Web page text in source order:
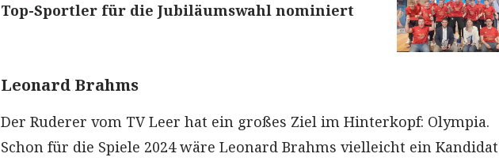
Top-Sportler für die Jubiläumswahl nominiert
Leonard Brahms
Der Ruderer vom TV Leer hat ein großes Ziel im Hinterkopf: Olympia.
Schon für die Spiele 2024 wäre Leonard Brahms vielleicht ein Kandidat